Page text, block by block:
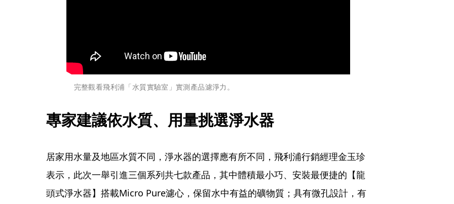
完整觀看飛利浦「水質實驗室」實測產品濾淨力。
專家建議依水質、用量挑選淨水器
居家用水量及地區水質不同，淨水器的選擇應有所不同，飛利浦行銷經理金玉珍
表示，此次一舉引進三個系列共七款產品，其中體積最小巧、安裝最便捷的【龍
頭式淨水器】搭載Micro Pure濾心，保留水中有益的礦物質；具有微孔設計，有